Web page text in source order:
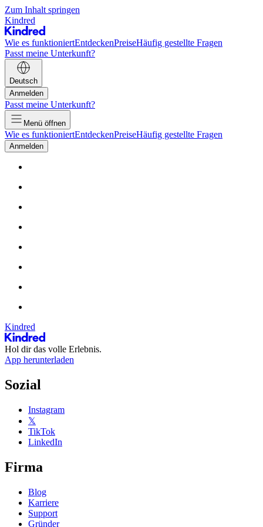
Zum Inhalt springen
Kindred
Wie es funktioniertEntdeckenPreiseHäufig gestellte Fragen
Passt meine Unterkunft?
Deutsch
Anmelden
Passt meine Unterkunft?
Menü öffnen
Wie es funktioniertEntdeckenPreiseHäufig gestellte Fragen
Anmelden
Kindred
Hol dir das volle Erlebnis.
App herunterladen
Sozial
Instagram
𝕏
TikTok
LinkedIn
Firma
Blog
Karriere
Support
Gründer